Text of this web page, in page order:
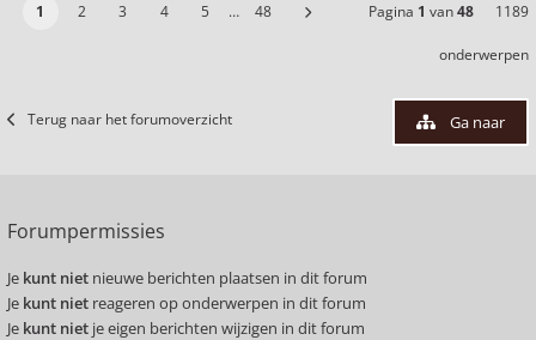
1 2 3 4 5 … 48 Pagina 1 van48 1189
onderwerpen
Terug naar het forumoverzicht Ga naar
Forumpermissies
Je kunt niet nieuwe berichten plaatsen in dit forum
Je kunt niet reageren op onderwerpen in dit forum
Je kunt niet je eigen berichten wijzigen in dit forum